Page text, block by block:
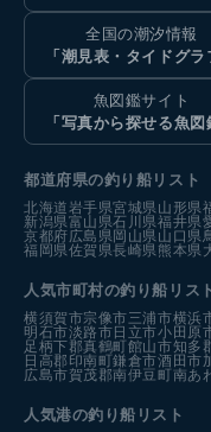
全国の潮汐情報
「潮見表・タイドグラ
魚図鑑サイト
「写真から探せる魚図
都道府県の釣り船リスト
北海道 岩手県宮城県 山形県
新潟県富山県石川県福井県
京都府広島県岡山県 山口県
福岡県佐賀県長崎県 熊本県
人気市町村の釣り船リス
横須賀市宗像市三浦市横浜
明石市淡路市日立市小田原
足柄下郡真鶴町館山市知多
日高郡印南町鎌倉市酒田市
広島市賀茂郡南伊豆町南あ
人気港の釣り船リスト